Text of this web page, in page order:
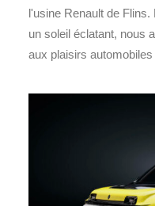
l'usine Renault de
un soleil éclatant, nous
aux plaisirs